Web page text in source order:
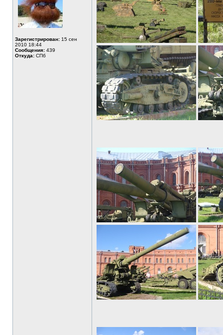
Зарегистрирован: 15 сен
2010 18:44
Сообщения: 439
Откуда: СПб